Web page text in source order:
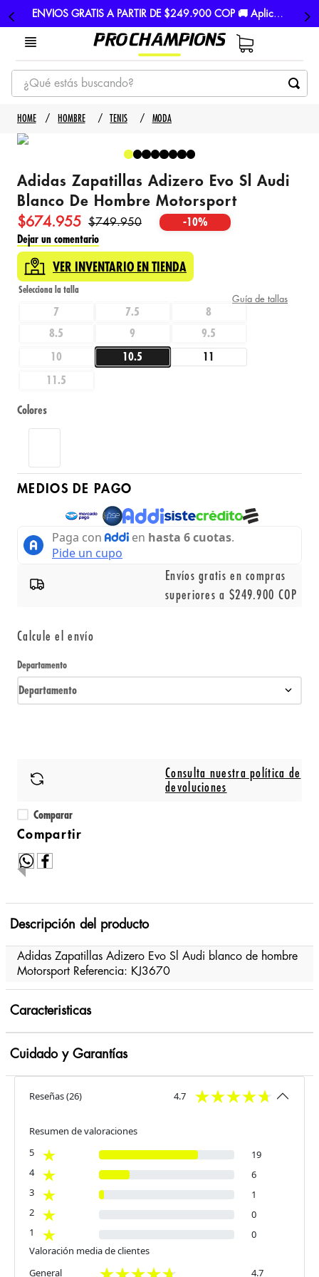
ENVIOS GRATIS A PARTIR DE $249.900 COP 🚚 Aplican TyC
¿Qué estás buscando?
TÉRMINOS MÁS BUSCADOS
1
3. nike
4 . guayos
5
HOMBRE TENIS MODA
Adidas Zapatillas Adizero Evo Sl Audi
Blanco De Hombre Motorsport
$674.955 $749.950 -10%
Dejar un comentario
VER INVENTARIO EN TIENDA
Guía de tallas
7 7.5
8
8.5
9 9.5
10 10.5 11
11.5
Colores
MEDIOS DE PAGO
Envíos gratis en compras
superiores a $249.900 COP
Calcule el envío
Departamento
Departamento
Consulta nuestra política de
devoluciones
Comparar
Descripción del producto
Adidas Zapatillas Adizero Evo Sl Audi blanco de hombre
Motorsport Referencia: KJ3670
Caracteristicas
Cuidado y Garantías
Reseñas(26) 4.7
Resumen de valoraciones
5
19
4
6
3
1
2
0
1
0
Valoración media de clientes
General
4.7